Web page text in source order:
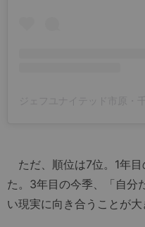
ただ、順位は7位。1年
た。3年目の今季、「自分
い現実に向き合うことが大